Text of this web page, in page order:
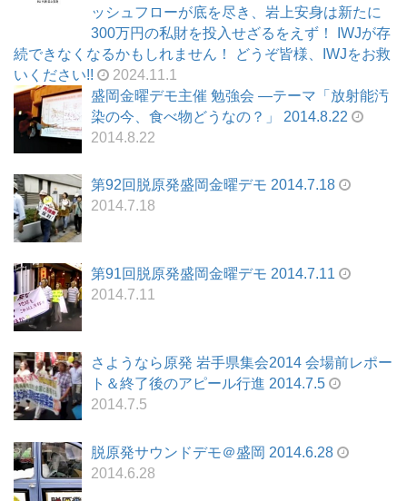
ッシュフローが底を尽き、岩上安身は新たに
300万円の私財を投入せざるをえず！ IWJが存
続できなくなるかもしれません！ どうぞ皆様、IWJをお救
いください!!
2024.11.1
盛岡金曜デモ主催 勉強会 ―テーマ「放射能汚
染の今、食べ物どうなの？」 2014.8.22
2014.8.22
第92回脱原発盛岡金曜デモ 2014.7.18
2014.7.18
第91回脱原発盛岡金曜デモ 2014.7.11
2014.7.11
さようなら原発 岩手県集会2014 会場前レポー
ト＆終了後のアピール行進 2014.7.5
2014.7.5
脱原発サウンドデモ＠盛岡 2014.6.28
2014.6.28